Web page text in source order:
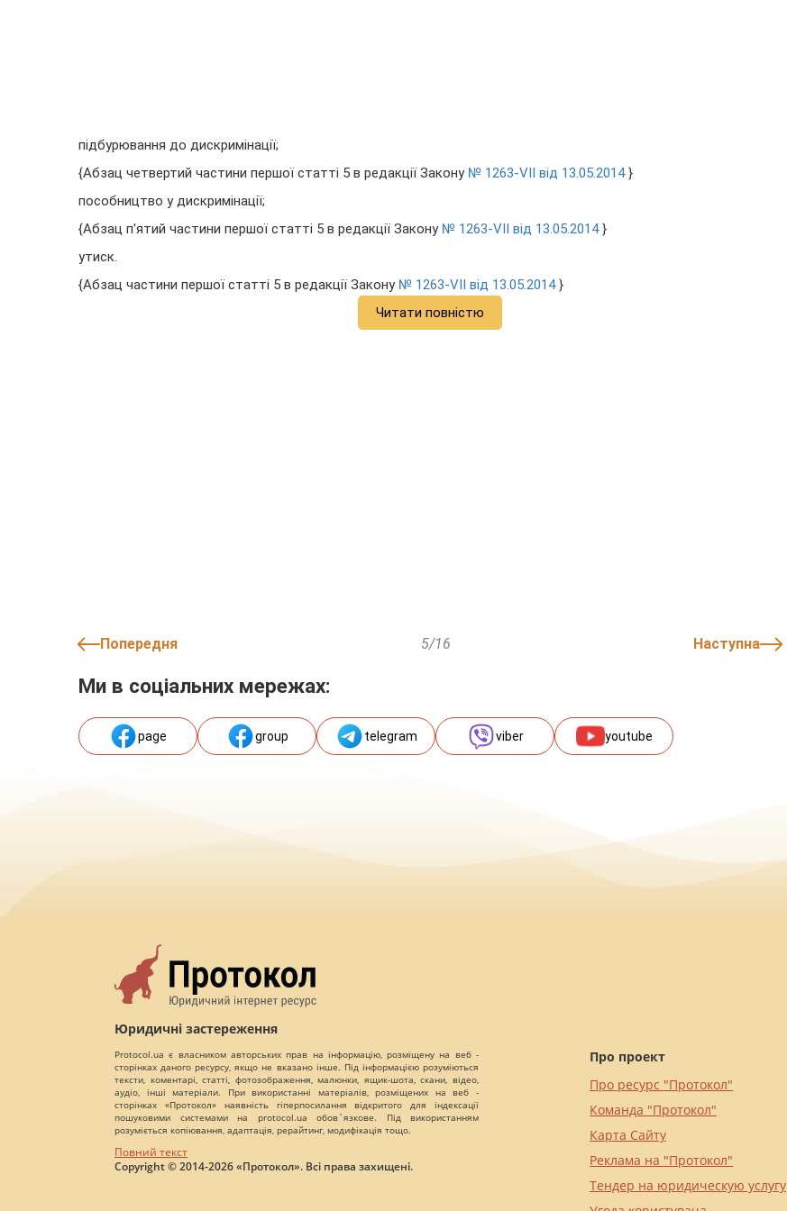
підбурювання до дискримінації;
{Абзац четвертий частини першої статті 5 в редакції Закону № 1263-VII від 13.05.2014}
пособництво у дискримінації;
{Абзац п'ятий частини першої статті 5 в редакції Закону № 1263-VII від 13.05.2014}
утиск.
{Абзац частини першої статті 5 в редакції Закону № 1263-VII від 13.05.2014}
Читати повністю
Попередня 5/16 Наступна
Ми в соціальних мережах:
page group telegram viber youtube
Юридичні застереження
Protocol.ua є власником авторських прав на інформацію, розміщену на веб -
сторінках даного ресурсу, якщо не вказано інше. Під інформацією розуміються
тексти, коментарі, статті, фотозображення, малюнки, ящик-шота, скани, відео,
аудіо, інші матеріали. При використанні матеріалів, розміщених на веб -
сторінках «Протокол» наявність гіперпосилання відкритого для індексації
пошуковими системами на protocol.ua обов`язкове. Під використанням
розуміється копіювання, адаптація, рерайтинг, модифікація тощо.
Повний текст
Copyright © 2014-2026 «Протокол». Всі права захищені.
Про проект
Про ресурс "Протокол"
Команда "Протокол"
Карта Сайту
Реклама на "Протокол"
Тендер на юридическую услугу